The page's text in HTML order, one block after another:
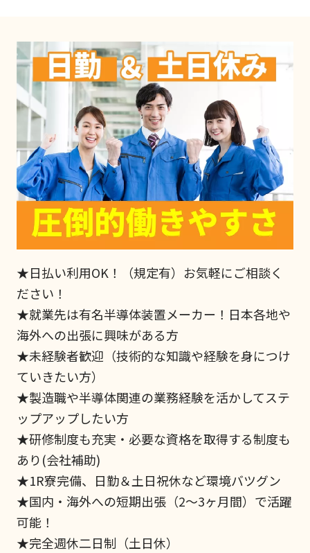
★日払い利用OK！（規定有）お気軽にご相談く
ださい！
★就業先は有名半導体装置メーカー！日本各地や
海外への出張に興味がある方
★未経験者歓迎（技術的な知識や経験を身につけ
ていきたい方）
★製造職や半導体関連の業務経験を活かしてステ
ップアップしたい方
★研修制度も充実・必要な資格を取得する制度も
あり(会社補助)
★1R寮完備、日勤＆土日祝休など環境バツグン
★国内・海外への短期出張（2～3ヶ月間）で活躍
可能！
★完全週休二日制（土日休）